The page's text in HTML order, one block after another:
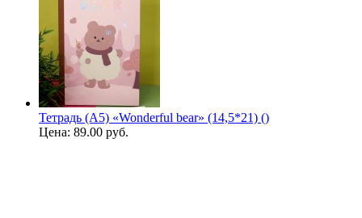
Тетрадь (A5) «Wonderful bear» (14,5*21) ()
Цена: 89.00 руб.